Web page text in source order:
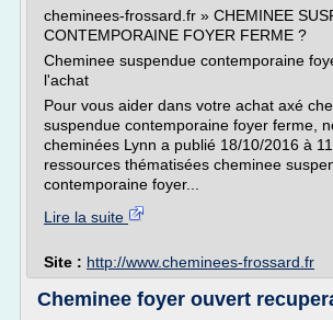
cheminees-frossard.fr » CHEMINEE
CONTEMPORAINE FOYER FERME ?
Cheminee suspendue contemporaine
l'achat
Pour vous aider dans votre achat axé
suspendue contemporaine foyer ferme,
cheminées Lynn a publié 18/10/2016 à
ressources thématisées cheminee
contemporaine foyer...
Lire la suite
Site : http://www.cheminees-frossard.fr
Cheminee foyer ouvert